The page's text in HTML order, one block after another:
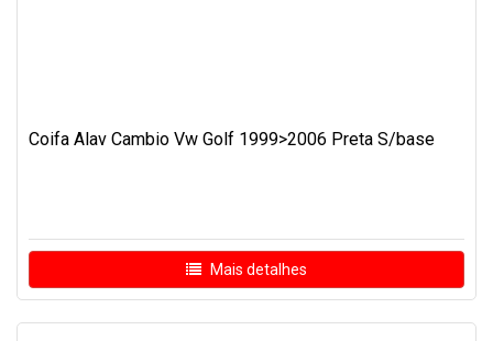
Coifa Alav Cambio Vw Golf 1999>2006 Preta S/base
Mais detalhes